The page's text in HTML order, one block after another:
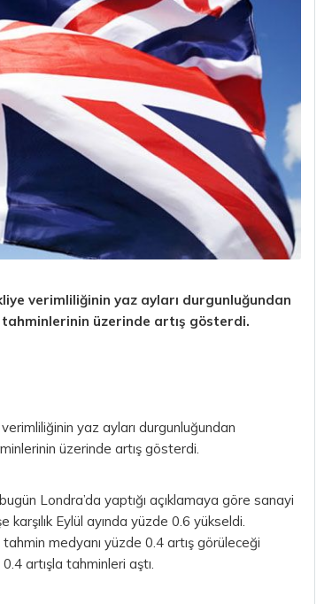
verimliliğinin yaz ayları durgunluğundan
üzerinde artış gösterdi.
yaz ayları durgunluğundan
üzerinde artış gösterdi.
Londra’da yaptığı açıklamaya göre sanayi
Eylül ayında yüzde 0.6 yükseldi.
medyanı yüzde 0.4 artış görüleceği
artışla tahminleri aştı.